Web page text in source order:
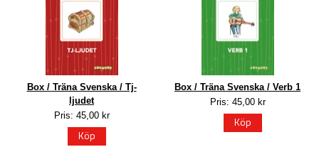
Box / Träna Svenska / Tj-
ljudet
Pris: 45,00 kr
Köp
Box / Träna Svenska / Verb 1
Pris: 45,00 kr
Köp